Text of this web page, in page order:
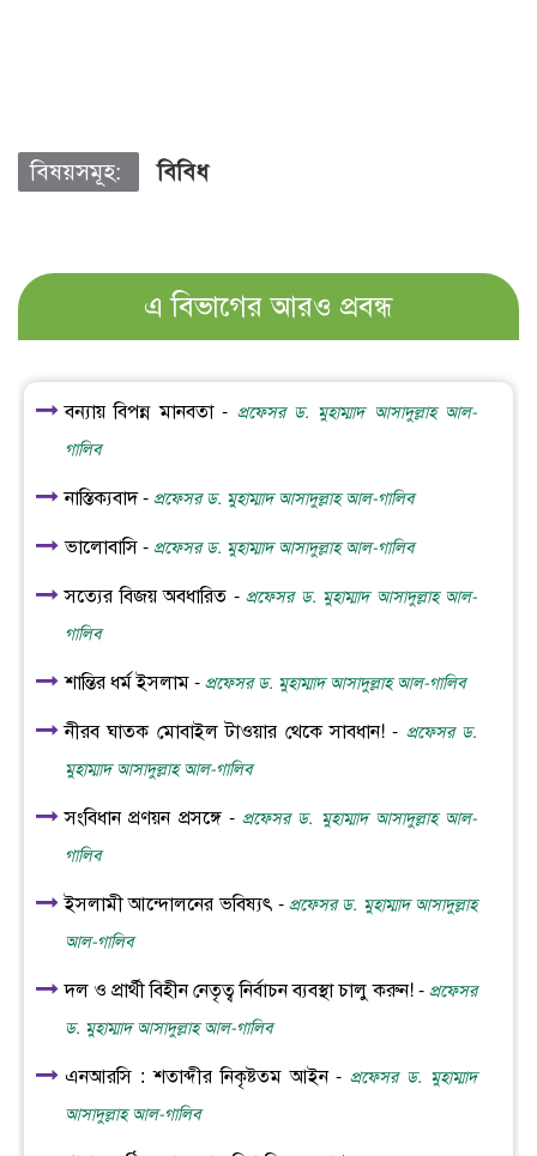
বিষয়সমূহ: বিবিধ
এ বিভাগের আরও প্রবন্ধ
বন্যায় বিপন্ন মানবতা - প্রফেসর ড. মুহাম্মাদ আসাদুল্লাহ আল-
গালিব
নাস্তিক্যবাদ - প্রফেসর ড. মুহাম্মাদ আসাদুল্লাহ আল-গালিব
ভালোবাসি - প্রফেসর ড. মুহাম্মাদ আসাদুল্লাহ আল-গালিব
সত্যের বিজয় অবধারিত - প্রফেসর ড. মুহাম্মাদ আসাদুল্লাহ আল-
গালিব
শান্তির ধর্ম ইসলাম - প্রফেসর ড. মুহাম্মাদ আসাদুল্লাহ আল-গালিব
নীরব ঘাতক মোবাইল টাওয়ার থেকে সাবধান! - প্রফেসর ড.
মুহাম্মাদ আসাদুল্লাহ আল-গালিব
সংবিধান প্রণয়ন প্রসঙ্গে - প্রফেসর ড. মুহাম্মাদ আসাদুল্লাহ আল-
গালিব
ইসলামী আন্দোলনের ভবিষ্যৎ -প্রফেসর ড. মুহাম্মাদ আসাদুল্লাহ
আল-গালিব
দল ও প্রার্থী বিহীন নেতৃত্ব নির্বাচন ব্যবস্থা চালু করুন! - প্রফেসর
ড. মুহাম্মাদ আসাদুল্লাহ আল-গালিব
এনআরসি : শতাব্দীর নিকৃষ্টতম আইন -প্রফেসর ড. মুহাম্মাদ
আসাদুল্লাহ আল-গালিব